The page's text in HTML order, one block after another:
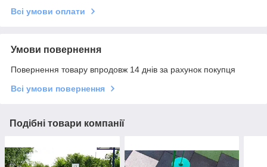
Всі умови оплати
Умови повернення
Повернення товару впродовж 14 днів за рахунок покупця
Всі умови повернення
Подібні товари компанії